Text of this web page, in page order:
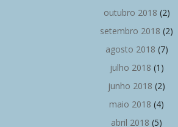
outubro 2018 (2)
setembro 2018 (2)
agosto 2018 (7)
julho 2018 (1)
junho 2018 (2)
maio 2018 (4)
abril 2018 (5)